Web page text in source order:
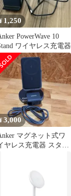
ク
1,250
PowerWave 10
ワイヤレス充電器
3,000
マグネット式ワ
ヤレス充電器 スタン